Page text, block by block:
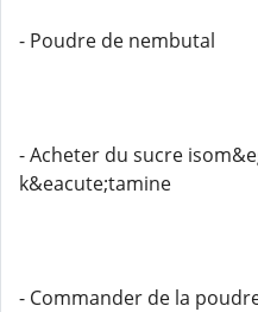
- Poudre de nembutal
- Acheter du sucre
k&eacute;tamine
- Commander de la